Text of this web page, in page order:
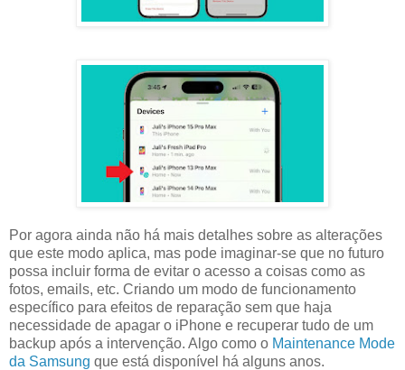
Por agora ainda não há mais detalhes sobre as alterações
que este modo aplica, mas pode imaginar-se que no futuro
possa incluir forma de evitar o acesso a coisas como as
fotos, emails, etc. Criando um modo de funcionamento
específico para efeitos de reparação sem que haja
necessidade de apagar o iPhone e recuperar tudo de um
backup após a intervenção. Algo como o Maintenance Mode
da Samsung que está disponível há alguns anos.